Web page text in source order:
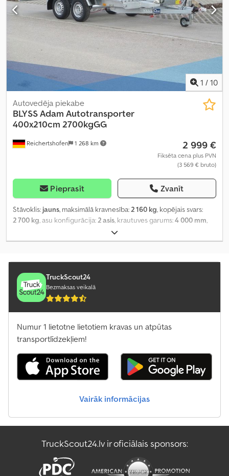
1 / 10
Reichertshofen 1 268 km
Autovedēja piekabe
BLYSSAdam Autotransporter
400x210cm 2700kgGG
2 999 €
Fiksēta cena plus PVN
(3 569 € bruto)
Pieprasīt Zvanīt
Stāvoklis: jauns, maksimālā kravnesība:2 160 kg, kopējais svars:
2 700 kg, asu konfigurācija:2 asis, krautuves garums:4 000 mm,
2 100 mm
TruckScout24
Bezmaksas veikalā
Numur 1 lietotne lietotiem kravas un atpūtas
transportlīdzekļiem!
Vairāk informācijas
TruckScout24.lv ir oficiālais sponsors: